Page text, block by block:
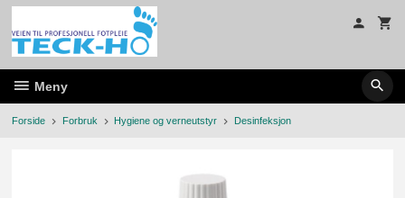
Gå
innholdet
Meny
Forside Forbruk Hygiene og verneutstyr Desinfeksjon